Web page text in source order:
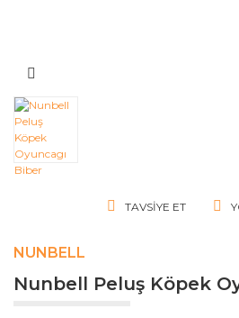
TAVSIYE ET
NUNBELL
Nunbell Peluş Köpek